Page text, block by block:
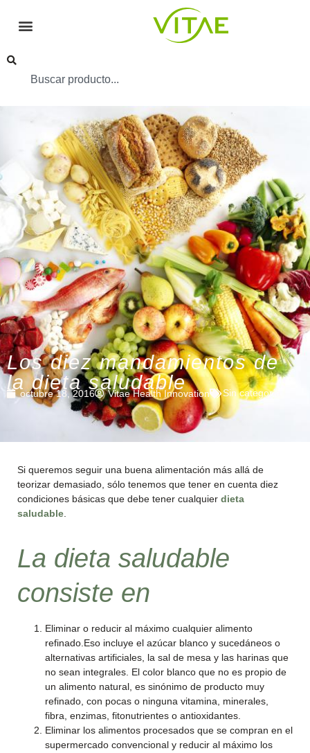
Los diez mandamientos de
la dieta saludable
octubre 18, 2016 Vitae Health Innovation Sin categoría
Si queremos seguir una buena alimentación más allá de
teorizar demasiado, sólo tenemos que tener en cuenta diez
condiciones básicas que debe tener cualquier dieta
saludable
La dieta saludable
consiste en
Eliminar o reducir al máximo cualquier alimento
refinado.Eso incluye el azúcar blanco y sucedáneos o
alternativas artificiales, la sal de mesa y las harinas que
no sean integrales. El color blanco que no es propio de
un alimento natural, es sinónimo de producto muy
refinado, con pocas o ninguna vitamina, minerales,
fibra, enzimas, fitonutrientes o antioxidantes.
Eliminar los alimentos procesados que se compran en el
supermercado convencional y reducir al máximo los